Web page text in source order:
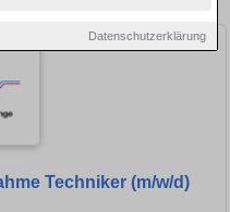
Datenschutzerklärung
Techniker (m/w/d)